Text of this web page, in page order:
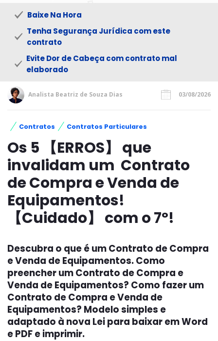
Baixe Na Hora
Tenha Segurança Jurídica com este
contrato
Evite Dor de Cabeça com contrato mal
elaborado
Analista Beatriz de Souza Dias 03/08/2026
Contratos Contratos Particulares
Os 5 【ERROS】 que
invalidam um Contrato
de Compra e Venda de
Equipamentos!
【Cuidado】 com o 7º!
Descubra o que é um Contrato de Compra
e Venda de Equipamentos. Como
preencher um Contrato de Compra e
Venda de Equipamentos? Como fazer um
Contrato de Compra e Venda de
Equipamentos? Modelo simples e
adaptado à nova Lei para baixar em Word
e PDF e imprimir.